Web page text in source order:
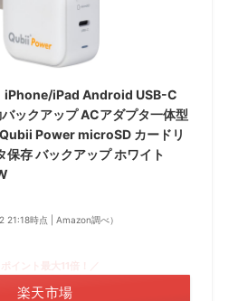
iPhone/iPad Android USB-C
ックアップ ACアダプタ一体型
Power microSD カードリ
保存 バックアップ ホワイト
21:18時点 | Amazon調べ）
楽天市場